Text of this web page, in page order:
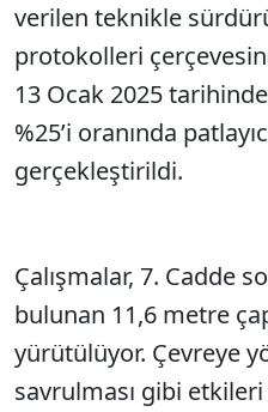
verilen teknikle
protokolleri
13 Ocak 2025
%25’i oranında
gerçekleştirildi.
Çalışmalar, 7. Cadde
bulunan 11,6 metre
yürütülüyor. Çevreye
savrulması gibi